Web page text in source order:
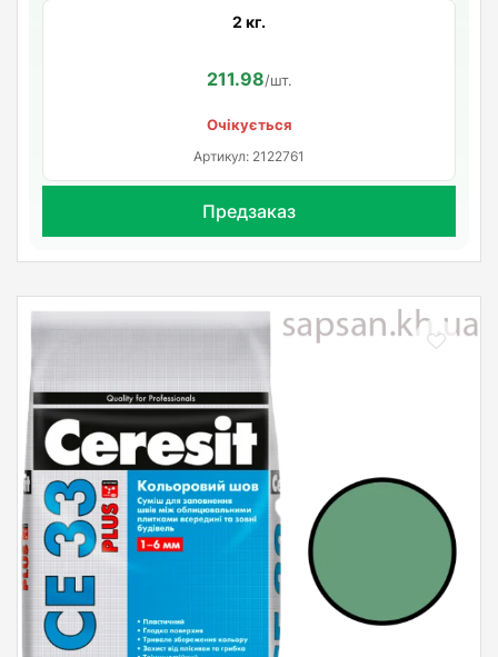
2 кг.
211.98/шт.
Очікується
Артикул: 2122761
Предзаказ